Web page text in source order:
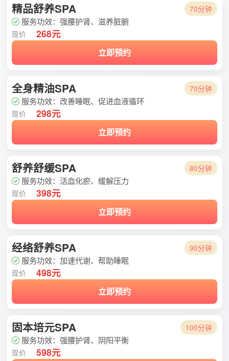
精品舒养SPA 70分钟
服务功效：强腰护肾、滋养脏腑
现价 268元
立即预约
全身精油SPA 70分钟
服务功效：改善睡眠、促进血液循环
现价 298元
立即预约
舒养舒缓SPA 80分钟
服务功效：活血化瘀、缓解压力
现价 398元
立即预约
经络舒养SPA 90分钟
服务功效：加速代谢、帮助睡眠
现价 498元
立即预约
固本培元SPA 100分钟
服务功效：强腰护肾、阴阳平衡
现价 598元